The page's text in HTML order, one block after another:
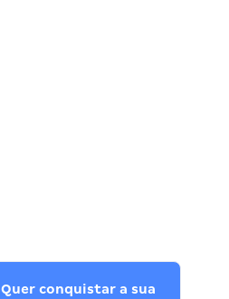
Quer conquistar a sua